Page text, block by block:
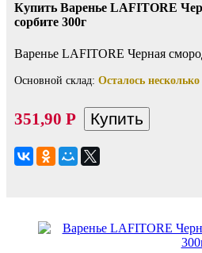
Купить Варенье LAFITORE
сорбите 300г
Варенье LAFITORE Черная
Основной склад: Осталось
351,90 Р